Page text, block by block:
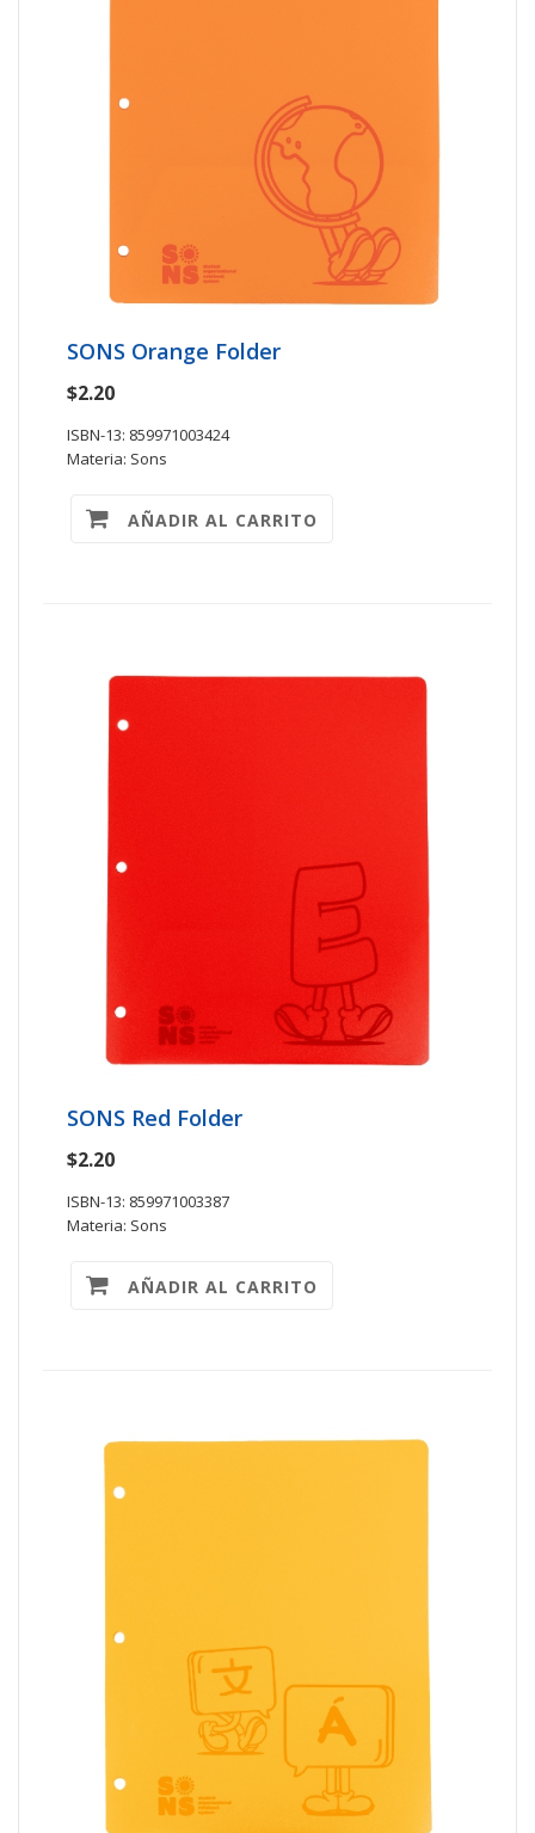
SONS Orange Folder
$2.20
ISBN-13: 859971003424
Materia: Sons
AÑADIR AL CARRITO
SONS Red Folder
$2.20
ISBN-13: 859971003387
Materia: Sons
AÑADIR AL CARRITO